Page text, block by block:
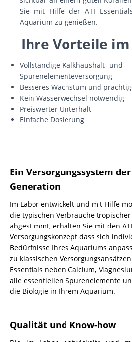
Sie mit Hilfe der ATI
Aquarium zu genießen.
Ihre Vorteile
Vollständige Kalkhaushalt- und
Spurenelementeversorgung
Besseres Wachstum und
Kein Wasserwechsel notwendig
Preiswerter Unterhalt
Einfache Dosierung
Ein Versorgungssystem
Generation
Im Labor entwickelt und mit Hilfe
die typischen Verbräuche
abgestimmt, erhalten Sie mit den
Versorgungskonzept dass sich
Bedürfnisse Ihres Aquariums
zu klassischen
Essentials neben Calcium,
alle essentiellen Spurenelemente
die Biologie in Ihrem Aquarium.
Qualität und Know-how